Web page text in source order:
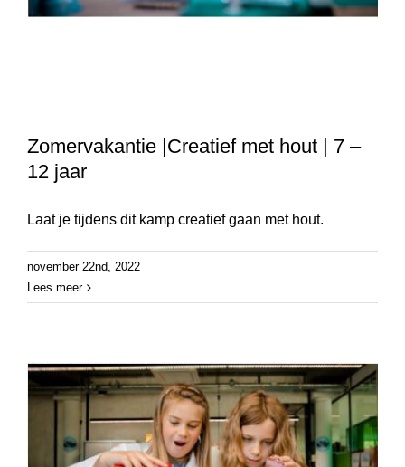
Zomervakantie |Creatief met hout | 7 –
12 jaar
Laat je tijdens dit kamp creatief gaan met hout.
november 22nd, 2022
Lees meer